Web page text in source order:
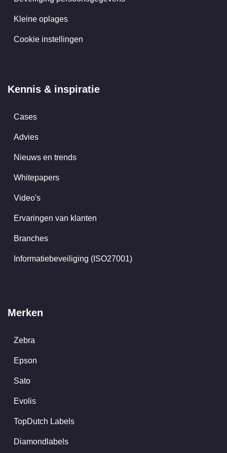
Kleine oplages
Cookie instellingen
Kennis & inspiratie
Cases
Advies
Nieuws en trends
Whitepapers
Video's
Ervaringen van klanten
Branches
Informatiebeveiliging (ISO27001)
Merken
Zebra
Epson
Sato
Evolis
TopDutch Labels
Diamondlabels